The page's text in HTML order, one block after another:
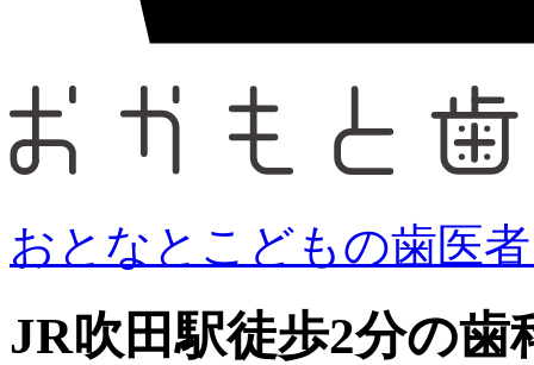
おとなとこどもの歯医
JR吹田駅徒歩2分の歯